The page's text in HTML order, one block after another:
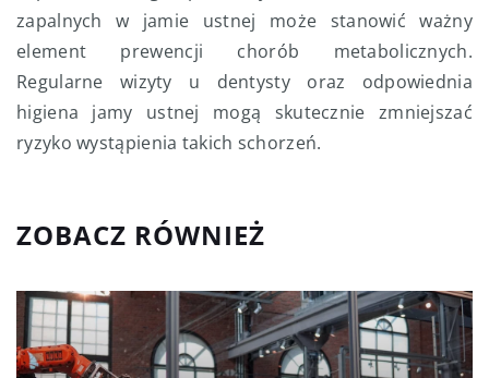
zapalnych w jamie ustnej może stanowić ważny
element prewencji chorób metabolicznych.
Regularne wizyty u dentysty oraz odpowiednia
higiena jamy ustnej mogą skutecznie zmniejszać
ryzyko wystąpienia takich schorzeń.
ZOBACZ RÓWNIEŻ